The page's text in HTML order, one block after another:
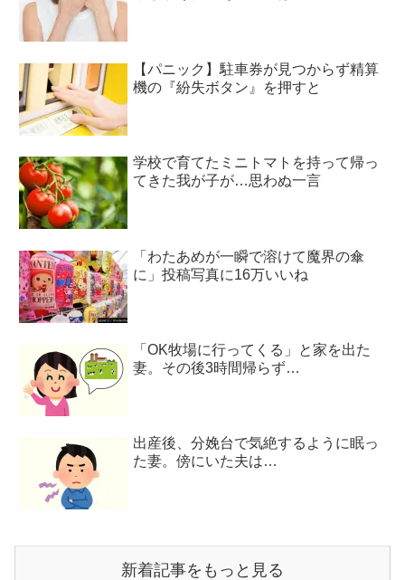
【パニック】駐車券が見つからず精算
機の『紛失ボタン』を押すと
学校で育てたミニトマトを持って帰っ
てきた我が子が…思わぬ一言
「わたあめが一瞬で溶けて魔界の傘
に」投稿写真に16万いいね
「OK牧場に行ってくる」と家を出た
妻。その後3時間帰らず…
出産後、分娩台で気絶するように眠っ
た妻。傍にいた夫は…
新着記事をもっと見る